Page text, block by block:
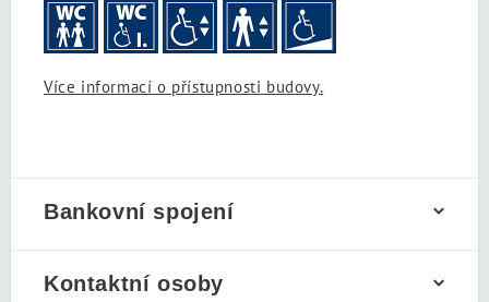
Více informací o přístupnosti budovy.
Bankovní spojení
Kontaktní osoby